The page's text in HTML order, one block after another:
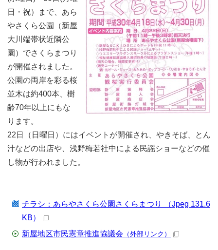
日・祝）まで、あら
やさくら公園（新屋
大川端帯状近隣公
園）でさくらまつり
が開催されました。
公園の両岸を彩る桜
並木は約400本、樹
齢70年以上にもな
ります。
22日（日曜日）にはイベントが開催され、やきそば、とん
汁などの出店や、浅野梅若社中による民謡ショーなどの催
し物が行われました。
チラシ：あらやさくら公園さくらまつり （Jpeg 131.6
KB）
新屋地区市民憲章推進協議会 （外部リンク）